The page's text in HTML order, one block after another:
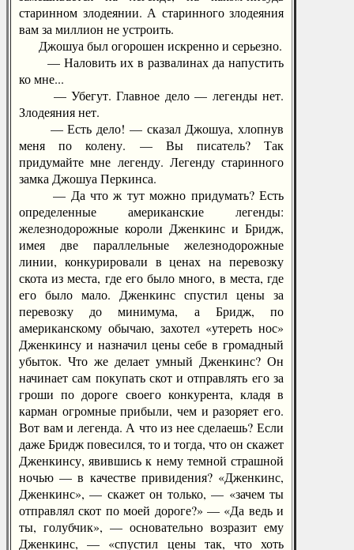
старинном злодеянии. А старинного злодеяния
вам за миллион не устроить.
Джошуа был огорошен искренно и серьезно.
— Наловить их в развалинах да напустить
ко мне...
— Убегут. Главное дело — легенды нет.
Злодеяния нет.
— Есть дело! — сказал Джошуа, хлопнув
меня по колену. — Вы писатель? Так
придумайте мне легенду. Легенду старинного
замка Джошуа Перкинса.
— Да что ж тут можно придумать? Есть
определенные американские легенды:
железнодорожные короли Дженкинс и Бридж,
имея две параллельные железнодорожные
линии, конкурировали в ценах на перевозку
скота из места, где его было много, в места, где
его было мало. Дженкинс спустил цены за
перевозку до минимума, а Бридж, по
американскому обычаю, захотел «утереть нос»
Дженкинсу и назначил цены себе в громадный
убыток. Что же делает умный Дженкинс? Он
начинает сам покупать скот и отправлять его за
гроши по дороге своего конкурента, кладя в
карман огромные прибыли, чем и разоряет его.
Вот вам и легенда. А что из нее сделаешь? Если
даже Бридж повесился, то и тогда, что он скажет
Дженкинсу, явившись к нему темной страшной
ночью — в качестве привидения? «Дженкинс,
Дженкинс», — скажет он только, — «зачем ты
отправлял скот по моей дороге?» — «Да ведь и
ты, голубчик», — основательно возразит ему
Дженкинс, — «спустил цены так, что хоть